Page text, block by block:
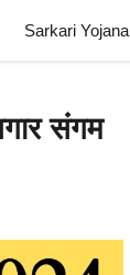
Sarkari Yojana
संगम